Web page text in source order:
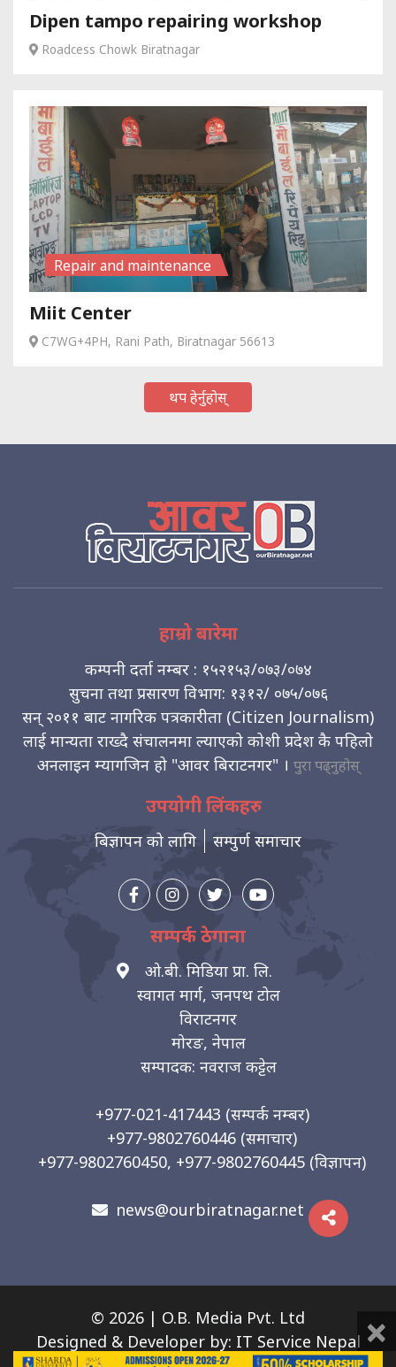
Dipen tampo repairing workshop
Roadcess Chowk Biratnagar
Repair and maintenance
Miit Center
C7WG+4PH, Rani Path, Biratnagar 56613
थप हेर्नुहोस्
हाम्रो बारेमा
कम्पनी दर्ता नम्बर : १५२१५३/०७३/०७४
सुचना तथा प्रसारण विभाग: १३१२/ ०७५/०७६
सन् २०११ बाट नागरिक पत्रकारीता (Citizen Journalism)
लाई मान्यता राख्दै संचालनमा ल्याएको कोशी प्रदेश कै पहिलो
अनलाइन म्यागजिन हो "आवर बिराटनगर" । पुरा पढ्नुहोस्
उपयोगी लिंकहरु
बिज्ञापन को लागि सम्पुर्ण समाचार
सम्पर्क ठेगाना
ओ.बी. मिडिया प्रा. लि.
स्वागत मार्ग, जनपथ टोल
विराटनगर
मोरङ, नेपाल
सम्पादक: नवराज कट्टेल
+977-021-417443 (सम्पर्क नम्बर)
+977-9802760446 (समाचार)
+977-9802760450, +977-9802760445 (विज्ञापन)
news@ourbiratnagar.net
© 2026 | O.B. Media Pvt. Ltd
Designed & Developer by: IT Service Nepal ×